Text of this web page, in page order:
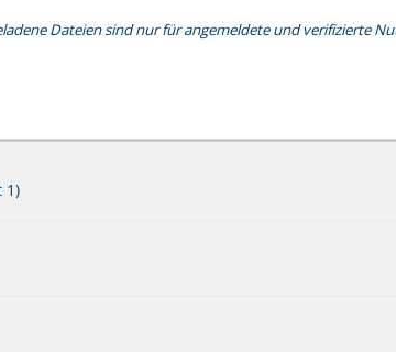
Dateien sind nur für angemeldete und verifizierte
1)